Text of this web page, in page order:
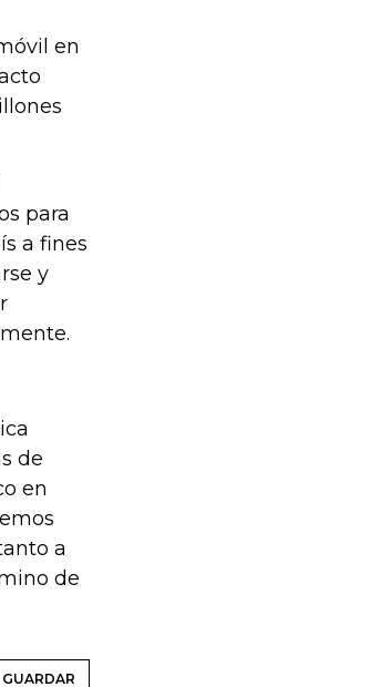
en
para
a fines
y
de
en
a
de
GUARDAR